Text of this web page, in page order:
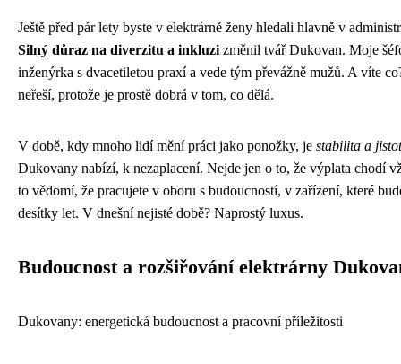
Ještě před pár lety byste v elektrárně ženy hledali hlavně v
Silný důraz na diverzitu a inkluzizměnil tvář Dukovan. Moje
inženýrka s dvacetiletou praxí a vede tým převážně mužů. A víte
neřeší, protože je prostě dobrá v tom, co dělá.
V době, kdy mnoho lidí mění práci jako ponožky, je stabilita a
Dukovany nabízí, k nezaplacení. Nejde jen o to, že výplata chodí
to vědomí, že pracujete v oboru s budoucností, v zařízení, které
desítky let. V dnešní nejisté době? Naprostý luxus.
Budoucnost a rozšiřování elektrárny
Dukovany: energetická budoucnost a pracovní příležitosti